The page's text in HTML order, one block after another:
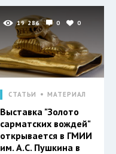
19 286 0 0
СТАТЬИ МАТЕРИАЛ
Выставка "Золото
сарматских вождей"
открывается в ГМИИ
им. А.С. Пушкина в